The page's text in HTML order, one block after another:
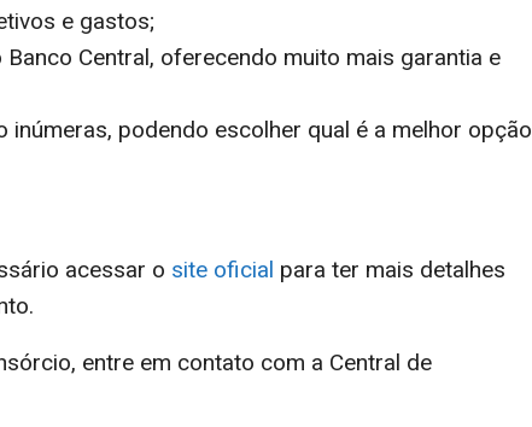
e gastos;
Central, oferecendo muito mais garantia e
podendo escolher qual é a melhor opção
acessar o site oficial para ter mais detalhes
, entre em contato com a Central de